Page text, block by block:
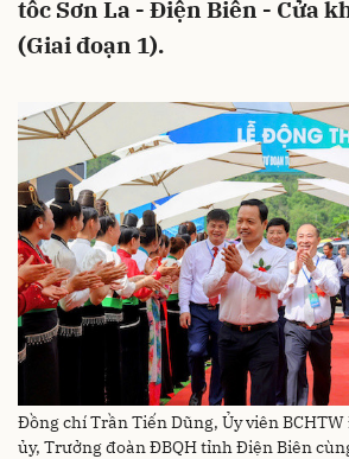
tốc Sơn La - Điện Biên - Cửa
(Giai đoạn 1).
Đồng chí Trần Tiến Dũng, Ủy viên
ủy, Trưởng đoàn ĐBQH tỉnh Điện Biên